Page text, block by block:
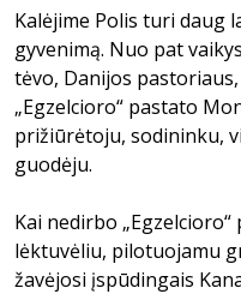
Kalėjime Polis turi daug
gyvenimą. Nuo pat
tėvo, Danijos
„Egzelcioro“ pastato
prižiūrėtoju, sodininku,
guodėju.
Kai nedirbo
lėktuvėliu, pilotuojamu
žavėjosi įspūdingais